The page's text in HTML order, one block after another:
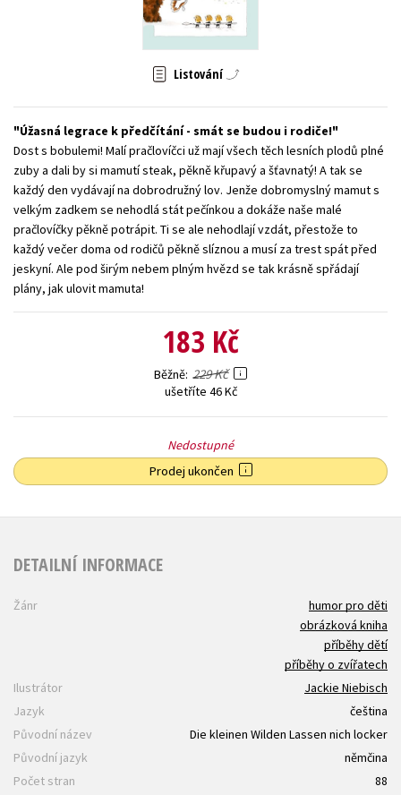
Zahraniční literatura
Všechny tituly
Listování
Úžasná legrace k předčítání - smát se budou i rodiče!
Dost s bobulemi! Malí pračlovíčci už mají všech těch lesních plodů plné
zuby a dali by si mamutí steak, pěkně křupavý a šťavnatý! A tak se
každý den vydávají na dobrodružný lov. Jenže dobromyslný mamut s
velkým zadkem se nehodlá stát pečínkou a dokáže naše malé
pračlovíčky pěkně potrápit. Ti se ale nehodlají vzdát, přestože to
každý večer doma od rodičů pěkně slíznou a musí za trest spát před
jeskyní. Ale pod širým nebem plným hvězd se tak krásně spřádají
plány, jak ulovit mamuta!
183 Kč
Běžně 229 Kč
ušetříte 46 Kč
Nedostupné
Prodej ukončen
DETAILNÍ INFORMACE
Žánr
humor pro děti
obrázková kniha
příběhy dětí
příběhy o zvířatech
Ilustrátor
Jackie Niebisch
Jazyk
čeština
Původní název
Die kleinen Wilden Lassen nich locker
Původní jazyk
němčina
Počet stran
88